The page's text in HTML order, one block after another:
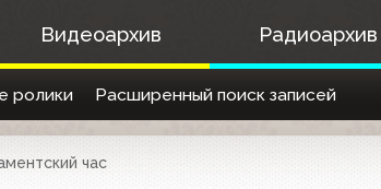
Видеоархив Радиоархив
ролики Расширенный поиск записей
час